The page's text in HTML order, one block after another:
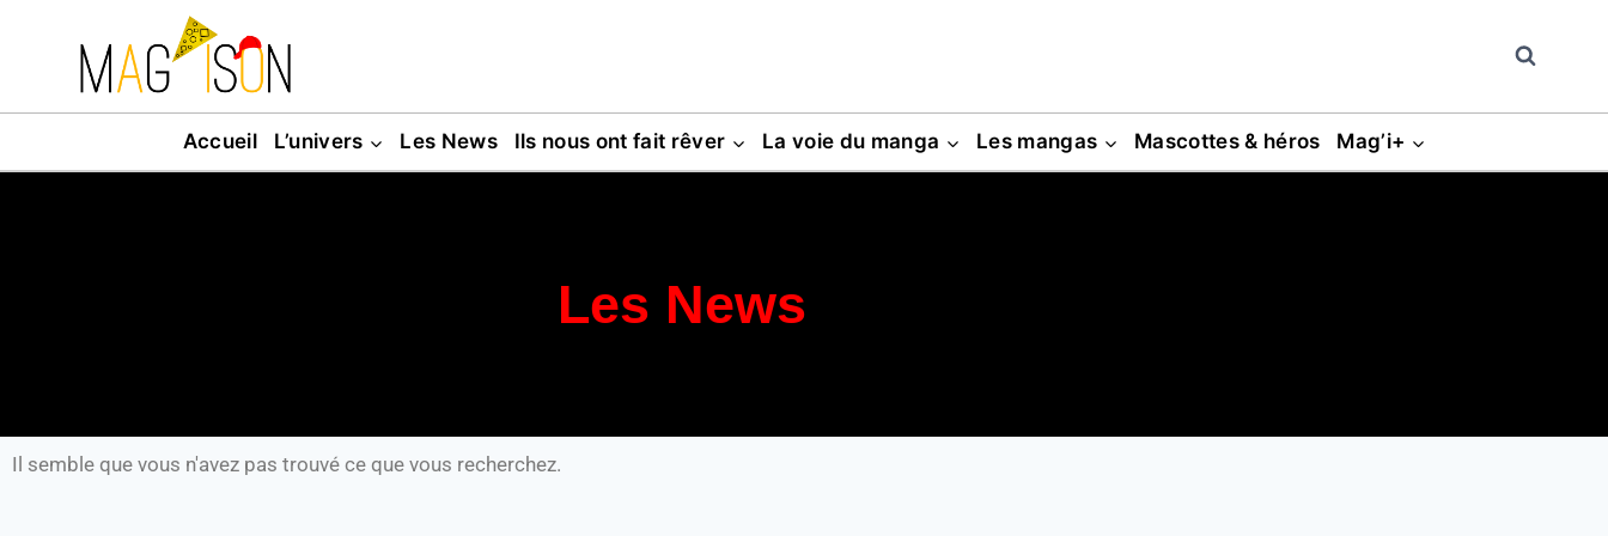
Accueil L’univers Les News Ils nous ont fait rêver La voie du manga Les mangas Mascottes & héros Mag’i+
Les News
Il semble que vous n'avez pas trouvé ce que vous recherchez.